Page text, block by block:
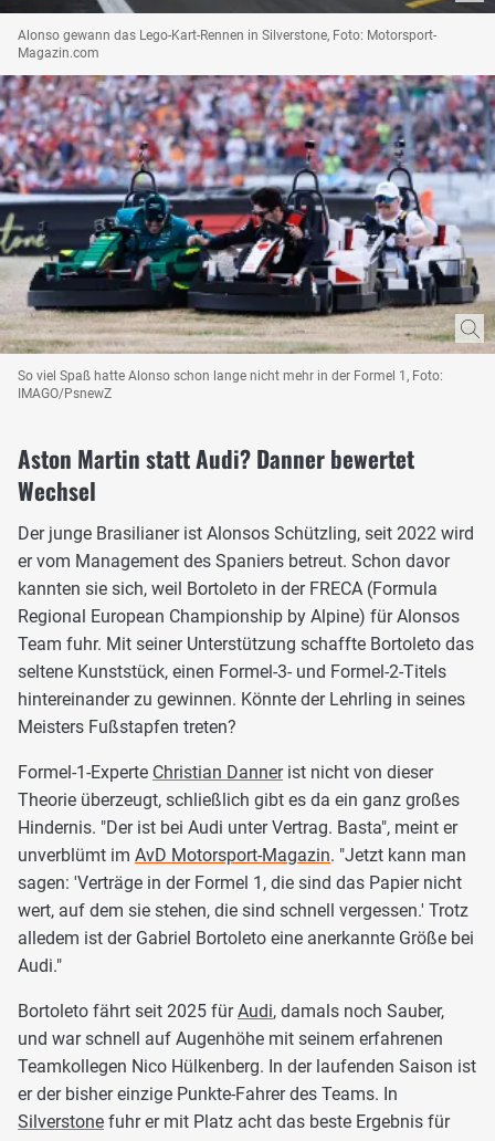
Alonso gewann das Lego-Kart-Rennen in Silverstone, Foto: Motorsport-
Magazin.com
So viel Spaß hatte Alonso schon lange nicht mehr in der Formel 1, Foto:
IMAGO/PsnewZ
Aston Martin statt Audi? Danner bewertet
Wechsel
Der junge Brasilianer ist Alonsos Schützling, seit 2022 wird
er vom Management des Spaniers betreut. Schon davor
kannten sie sich, weil Bortoleto in der FRECA (Formula
Regional European Championship by Alpine) für Alonsos
Team fuhr. Mit seiner Unterstützung schaffte Bortoleto das
seltene Kunststück, einen Formel-3- und Formel-2-Titels
hintereinander zu gewinnen. Könnte der Lehrling in seines
Meisters Fußstapfen treten?
Formel-1-Experte Christian Dannerist nicht von dieser
Theorie überzeugt, schließlich gibt es da ein ganz großes
Hindernis. "Der ist bei Audi unter Vertrag. Basta", meint er
unverblümt im AvD Motorsport-Magazin. "Jetzt kann man
sagen: 'Verträge in der Formel 1, die sind das Papier nicht
wert, auf dem sie stehen, die sind schnell vergessen.' Trotz
alledem ist der Gabriel Bortoleto eine anerkannte Größe bei
Audi."
Bortoleto fährt seit 2025 fürAudi, damals noch Sauber,
und war schnell auf Augenhöhe mit seinem erfahrenen
Teamkollegen Nico Hülkenberg. In der laufenden Saison ist
er der bisher einzige Punkte-Fahrer des Teams. In
Silverstone fuhr er mit Platz acht das beste Ergebnis für